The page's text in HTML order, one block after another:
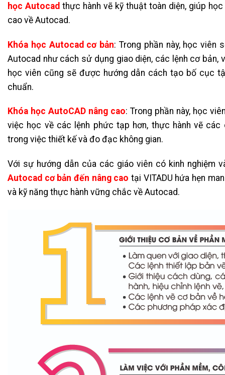
học Autocad thực hành vẽ kỹ thuật toàn diện, giúp
cao về Autocad.
Khóa học Autocad cơ bản: Trong phần này, học viên
Autocad như cách sử dụng giao diện, các lệnh cơ bản,
học viên cũng sẽ được hướng dẫn cách tạo bố cục
chuẩn.
Khóa học AutoCAD nâng cao: Trong phần này, học
việc học về các lệnh phức tạp hơn, thực hành vẽ
trong việc thiết kế và đo đạc không gian.
Với sự hướng dẫn của các giáo viên có kinh nghiệm
Autocad cơ bản đến nâng cao tại VITADU hứa hẹn
và kỹ năng thực hành vững chắc về Autocad.